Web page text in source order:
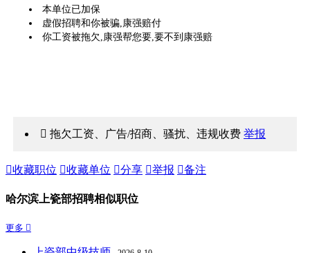
本单位已加保
虚假招聘和你被骗,康强赔付
你工资被拖欠,康强帮您要,要不到康强赔
 拖欠工资、广告/招商、骚扰、违规收费举报
收藏职位 收藏单位 分享 举报 备注
哈尔滨上瓷部招聘相似职位
更多 